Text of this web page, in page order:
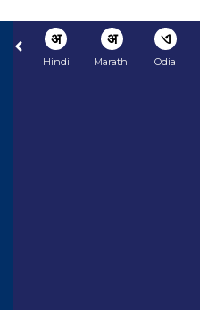
अ
Hindi
अ
Marathi
ଏ
Odia